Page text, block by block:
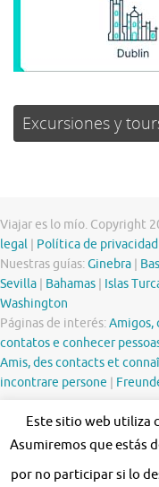
Excursiones y
Viajar es lo mío. Copyright
legal
Política de privacidad
Nuestras guías:Ginebra
Sevilla
Bahamas Islas
Washington
Páginas de interés:Amigos,
contatos e conhecer
Amis, des contacts et
incontrare persone
Este sitio web utiliza
Asumiremos que estás
por no participar si lo